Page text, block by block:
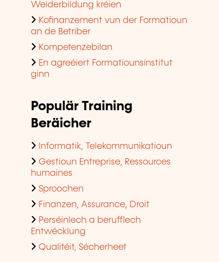
Weiderbildung kréien
Kofinanzement vun der Formatioun
an de Betriber
Kompetenzebilan
En agreéiert Formatiounsinstitut
ginn
Populär Training
Beräicher
Informatik, Telekommunikatioun
Gestioun Entreprise, Ressources
humaines
Sproochen
Finanzen, Assurance, Droit
Perséinlech a berufflech
Entwécklung
Qualitéit, Sécherheet